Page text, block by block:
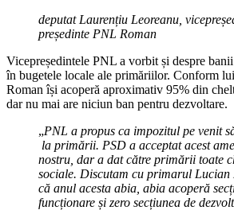
deputat Laurențiu Leoreanu,
președinte PNL Roman
Vicepreședintele PNL a vorbit și despre
în bugetele locale ale primăriilor. Conform
Roman își acoperă aproximativ 95% din
dar nu mai are niciun ban pentru dezvoltare.
„PNL a propus ca impozitul pe venit
la primării. PSD a acceptat acest
nostru, dar a dat către primării toate
sociale. Discutam cu primarul Lucian
că anul acesta abia, abia acoperă
funcționare și zero secțiunea de